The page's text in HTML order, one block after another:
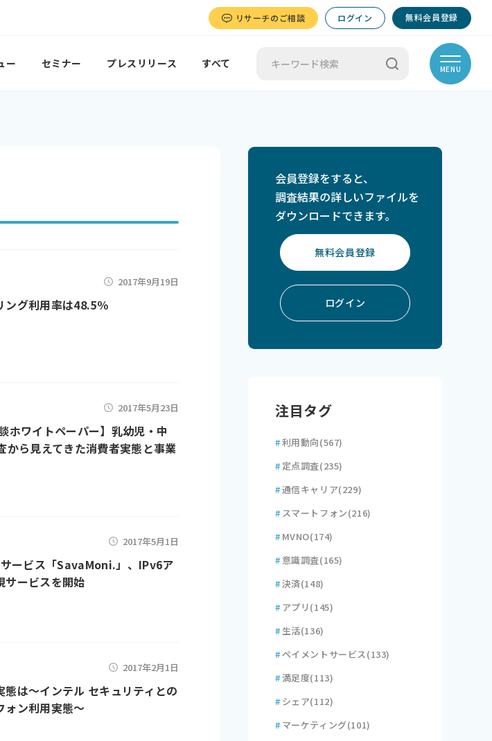
リサーチのご相談 ログイン 無料会員登録
ー セミナー プレスリリース すべて MENU
2017年9月19日
ング利用率は48.5％
2017年5月23日
ワイトペーパー】乳幼児・中
ら見えてきた消費者実態と事業
2017年5月1日
ービス「SavaMoni.」、IPv6ア
サービスを開始
2017年2月1日
は～インテル セキュリティとの
ォン利用実態～
会員登録をすると、
調査結果の詳しいファイルを
ダウンロードできます。
無料会員登録
ログイン
注目タグ
#利用動向(567)
# 定点調査(235)
#通信キャリア(229)
# スマートフォン(216)
# MVNO(174)
# 意識調査(165)
#決済(148)
# アプリ(145)
# 生活(136)
#ペイメントサービス(133)
#満足度(113)
# シェア(112)
# マーケティング(101)